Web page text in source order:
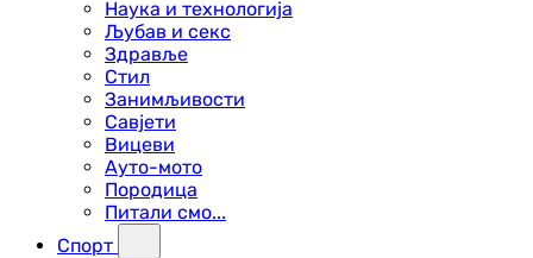
Наука и технологија
Љубав и секс
Здравље
Стил
Занимљивости
Савјети
Вицеви
Ауто-мото
Породица
Питали смо...
Спорт